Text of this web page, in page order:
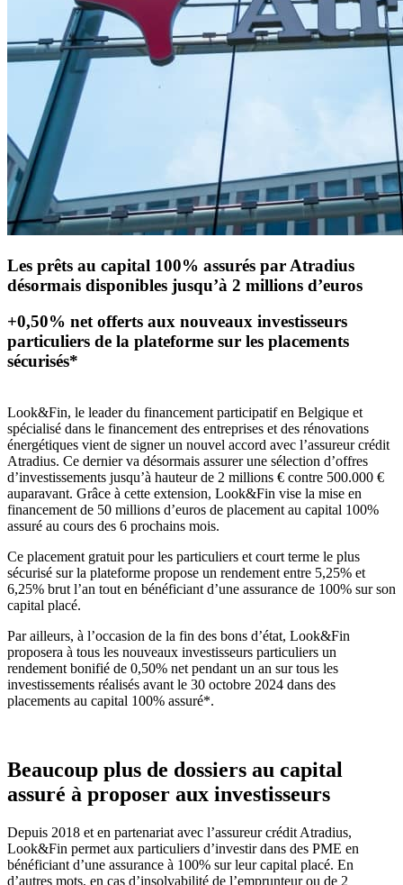
Les prêts au capital 100% assurés par Atradius
désormais disponibles jusqu’à 2 millions d’euros
+0,50% net offerts aux nouveaux investisseurs
particuliers de la plateforme sur les placements
sécurisés*
Look&Fin, le leader du financement participatif en Belgique et
spécialisé dans le financement des entreprises et des rénovations
énergétiques vient de signer un nouvel accord avec l’assureur crédit
Atradius. Ce dernier va désormais assurer une sélection d’offres
d’investissements jusqu’à hauteur de 2 millions € contre 500.000 €
auparavant. Grâce à cette extension, Look&Fin vise la mise en
financement de 50 millions d’euros de placement au capital 100%
assuré au cours des 6 prochains mois.
Ce placement gratuit pour les particuliers et court terme le plus
sécurisé sur la plateforme propose un rendement entre 5,25% et
6,25% brut l’an tout en bénéficiant d’une assurance de 100% sur son
capital placé.
Par ailleurs, à l’occasion de la fin des bons d’état, Look&Fin
proposera à tous les nouveaux investisseurs particuliers un
rendement bonifié de 0,50% net pendant un an sur tous les
investissements réalisés avant le 30 octobre 2024 dans des
placements au capital 100% assuré*.
Beaucoup plus de dossiers au capital
assuré à proposer aux investisseurs
Depuis 2018 et en partenariat avec l’assureur crédit Atradius,
Look&Fin permet aux particuliers d’investir dans des PME en
bénéficiant d’une assurance à 100% sur leur capital placé. En
d’autres mots, en cas d’insolvabilité de l’emprunteur ou de 2